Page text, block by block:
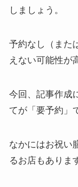
しましょう 。
予約なし（また
えない可能性が
今回、記事作成
てが「要予約」
なかにはお祝い
るお店もありま